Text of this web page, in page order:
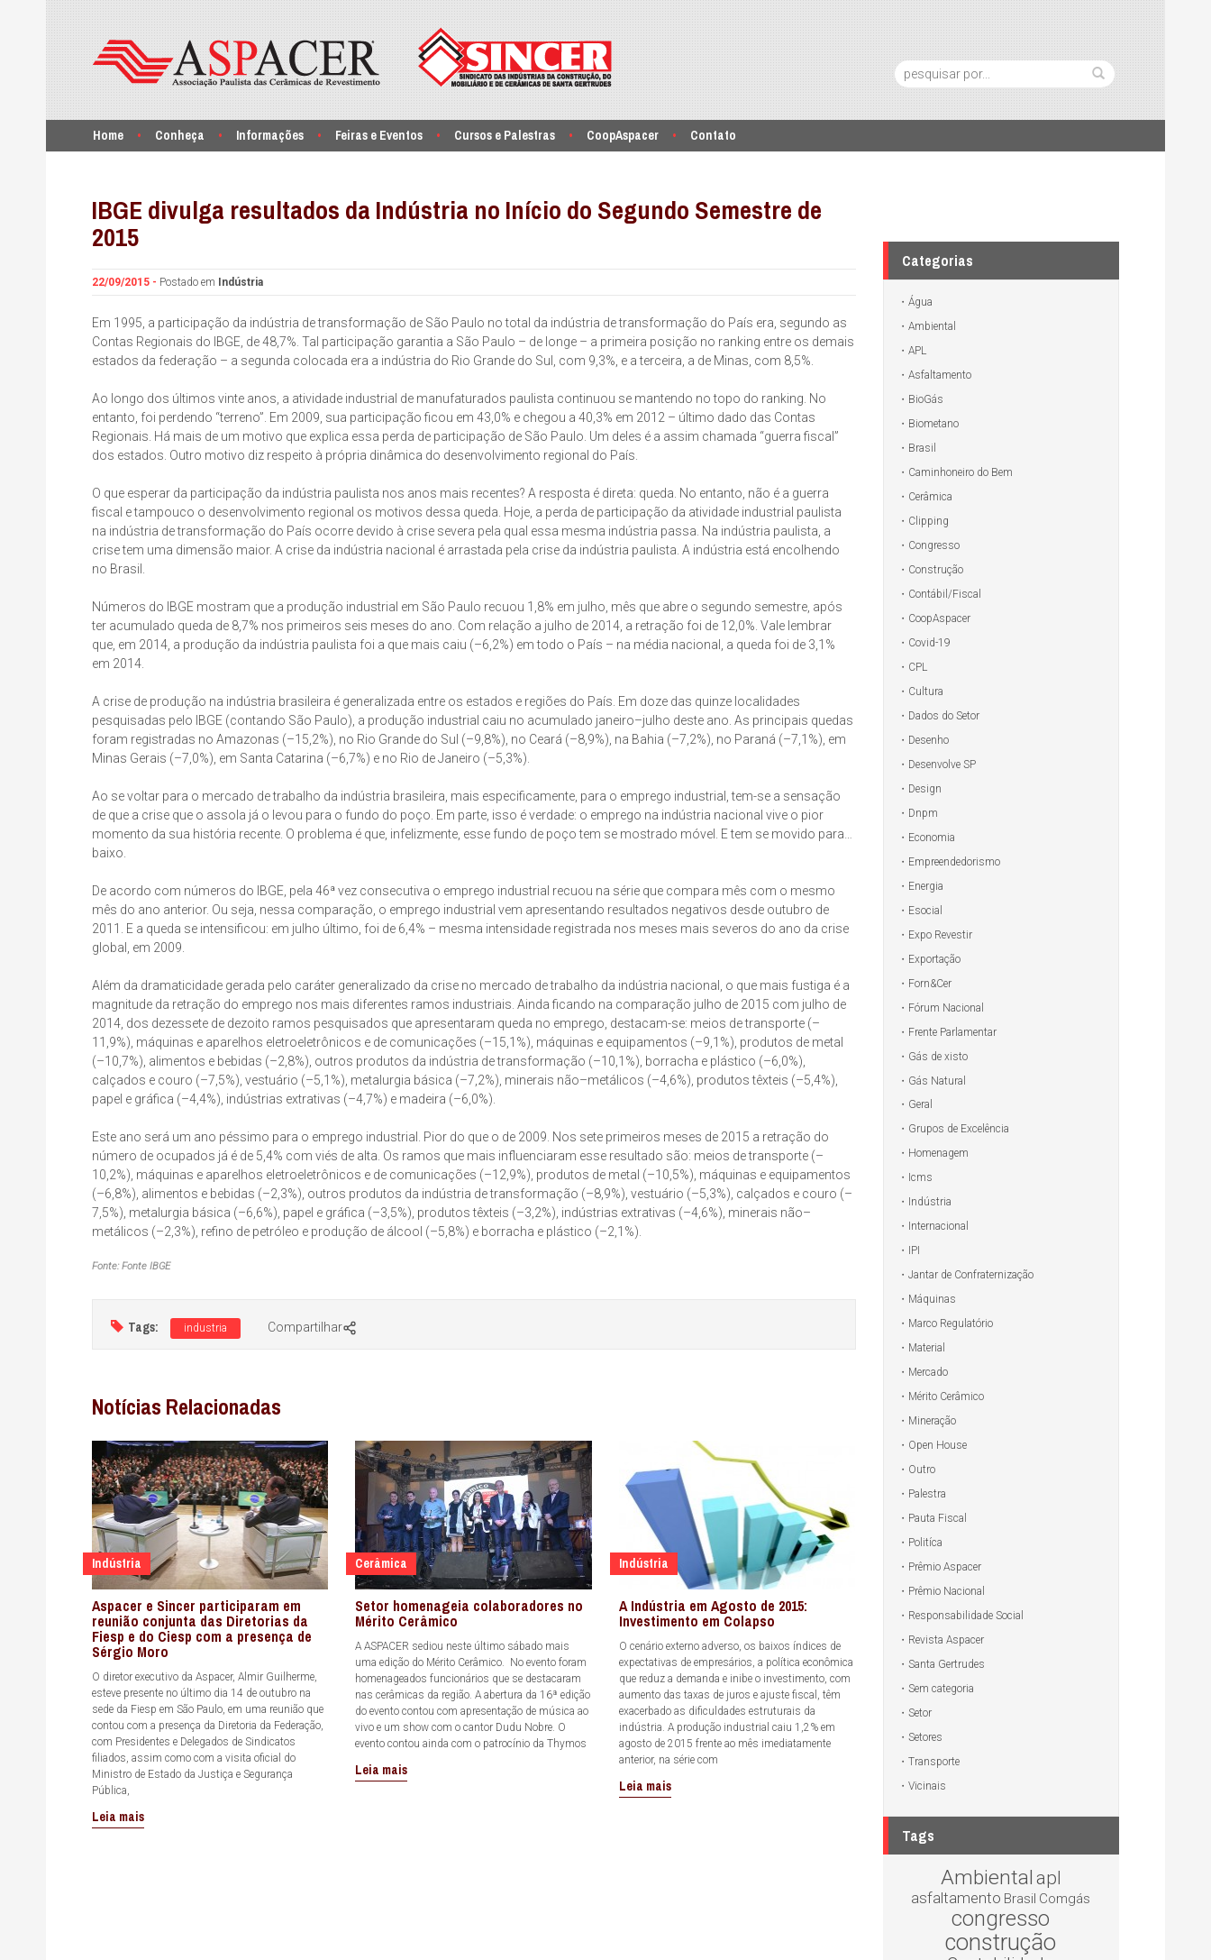
Home Conheça Informações Feiras e Eventos Cursos e Palestras CoopAspacer Contato
Pesquisa:
IBGE divulga resultados da Indústria no Início do Segundo Semestre de
2015
22/09/2015 - Postado em Indústria
Em 1995, a participação da indústria de transformação de São Paulo no total da indústria de transformação do País era, segundo as
Contas Regionais do IBGE, de 48,7%. Tal participação garantia a São Paulo – de longe – a primeira posição no ranking entre os demais
estados da federação – a segunda colocada era a indústria do Rio Grande do Sul, com 9,3%, e a terceira, a de Minas, com 8,5%.
Ao longo dos últimos vinte anos, a atividade industrial de manufaturados paulista continuou se mantendo no topo do ranking. No
entanto, foi perdendo “terreno”. Em 2009, sua participação ficou em 43,0% e chegou a 40,3% em 2012 – último dado das Contas
Regionais. Há mais de um motivo que explica essa perda de participação de São Paulo. Um deles é a assim chamada “guerra fiscal”
dos estados. Outro motivo diz respeito à própria dinâmica do desenvolvimento regional do País.
O que esperar da participação da indústria paulista nos anos mais recentes? A resposta é direta: queda. No entanto, não é a guerra
fiscal e tampouco o desenvolvimento regional os motivos dessa queda. Hoje, a perda de participação da atividade industrial paulista
na indústria de transformação do País ocorre devido à crise severa pela qual essa mesma indústria passa. Na indústria paulista, a
crise tem uma dimensão maior. A crise da indústria nacional é arrastada pela crise da indústria paulista. A indústria está encolhendo
no Brasil.
Números do IBGE mostram que a produção industrial em São Paulo recuou 1,8% em julho, mês que abre o segundo semestre, após
ter acumulado queda de 8,7% nos primeiros seis meses do ano. Com relação a julho de 2014, a retração foi de 12,0%. Vale lembrar
que, em 2014, a produção da indústria paulista foi a que mais caiu (–6,2%) em todo o País – na média nacional, a queda foi de 3,1%
em 2014.
A crise de produção na indústria brasileira é generalizada entre os estados e regiões do País. Em doze das quinze localidades
pesquisadas pelo IBGE (contando São Paulo), a produção industrial caiu no acumulado janeiro–julho deste ano. As principais quedas
foram registradas no Amazonas (–15,2%), no Rio Grande do Sul (–9,8%), no Ceará (–8,9%), na Bahia (–7,2%), no Paraná (–7,1%), em
Minas Gerais (–7,0%), em Santa Catarina (–6,7%) e no Rio de Janeiro (–5,3%).
Ao se voltar para o mercado de trabalho da indústria brasileira, mais especificamente, para o emprego industrial, tem-se a sensação
de que a crise que o assola já o levou para o fundo do poço. Em parte, isso é verdade: o emprego na indústria nacional vive o pior
momento da sua história recente. O problema é que, infelizmente, esse fundo de poço tem se mostrado móvel. E tem se movido para…
baixo.
De acordo com números do IBGE, pela 46ª vez consecutiva o emprego industrial recuou na série que compara mês com o mesmo
mês do ano anterior. Ou seja, nessa comparação, o emprego industrial vem apresentando resultados negativos desde outubro de
2011. E a queda se intensificou: em julho último, foi de 6,4% – mesma intensidade registrada nos meses mais severos do ano da crise
global, em 2009.
Além da dramaticidade gerada pelo caráter generalizado da crise no mercado de trabalho da indústria nacional, o que mais fustiga é a
magnitude da retração do emprego nos mais diferentes ramos industriais. Ainda ficando na comparação julho de 2015 com julho de
2014, dos dezessete de dezoito ramos pesquisados que apresentaram queda no emprego, destacam-se: meios de transporte (–
11,9%), máquinas e aparelhos eletroeletrônicos e de comunicações (–15,1%), máquinas e equipamentos (–9,1%), produtos de metal
(–10,7%), alimentos e bebidas (–2,8%), outros produtos da indústria de transformação (–10,1%), borracha e plástico (–6,0%),
calçados e couro (–7,5%), vestuário (–5,1%), metalurgia básica (–7,2%), minerais não–metálicos (–4,6%), produtos têxteis (–5,4%),
papel e gráfica (–4,4%), indústrias extrativas (–4,7%) e madeira (–6,0%).
Este ano será um ano péssimo para o emprego industrial. Pior do que o de 2009. Nos sete primeiros meses de 2015 a retração do
número de ocupados já é de 5,4% com viés de alta. Os ramos que mais influenciaram esse resultado são: meios de transporte (–
10,2%), máquinas e aparelhos eletroeletrônicos e de comunicações (–12,9%), produtos de metal (–10,5%), máquinas e equipamentos
(–6,8%), alimentos e bebidas (–2,3%), outros produtos da indústria de transformação (–8,9%), vestuário (–5,3%), calçados e couro (–
7,5%), metalurgia básica (–6,6%), papel e gráfica (–3,5%), produtos têxteis (–3,2%), indústrias extrativas (–4,6%), minerais não–
metálicos (–2,3%), refino de petróleo e produção de álcool (–5,8%) e borracha e plástico (–2,1%).
Fonte: Fonte IBGE
Tags: industria Compartilhar
Notícias Relacionadas
Indústria
Aspacer e Sincer participaram em
reunião conjunta das Diretorias da
Fiesp e do Ciesp com a presença de
Sérgio Moro
O diretor executivo da Aspacer, Almir Guilherme,
esteve presente no último dia 14 de outubro na
sede da Fiesp em São Paulo, em uma reunião que
contou com a presença da Diretoria da Federação,
com Presidentes e Delegados de Sindicatos
filiados, assim como com a visita oficial do
Ministro de Estado da Justiça e Segurança
Pública,
Leia mais
Cerâmica
Setor homenageia colaboradores no
Mérito Cerâmico
A ASPACER sediou neste último sábado mais
uma edição do Mérito Cerâmico. No evento foram
homenageados funcionários que se destacaram
nas cerâmicas da região. A abertura da 16ª edição
do evento contou com apresentação de música ao
vivo e um show com o cantor Dudu Nobre. O
evento contou ainda com o patrocínio da Thymos
Leia mais
Indústria
A Indústria em Agosto de 2015:
Investimento em Colapso
O cenário externo adverso, os baixos índices de
expectativas de empresários, a política econômica
que reduz a demanda e inibe o investimento, com
aumento das taxas de juros e ajuste fiscal, têm
exacerbado as dificuldades estruturais da
indústria. A produção industrial caiu 1,2% em
agosto de 2015 frente ao mês imediatamente
anterior, na série com
Leia mais
Categorias
Água
Ambiental
APL
Asfaltamento
BioGás
Biometano
Brasil
Caminhoneiro do Bem
Cerâmica
Clipping
Congresso
Construção
Contábil/Fiscal
CoopAspacer
Covid-19
CPL
Cultura
Dados do Setor
Desenho
Desenvolve SP
Design
Dnpm
Economia
Empreendedorismo
Energia
Esocial
Expo Revestir
Exportação
Forn&Cer
Fórum Nacional
Frente Parlamentar
Gás de xisto
Gás Natural
Geral
Grupos de Excelência
Homenagem
Icms
Indústria
Internacional
IPI
Jantar de Confraternização
Máquinas
Marco Regulatório
Material
Mercado
Mérito Cerâmico
Mineração
Open House
Outro
Palestra
Pauta Fiscal
Politíca
Prêmio Aspacer
Prêmio Nacional
Responsabilidade Social
Revista Aspacer
Santa Gertrudes
Sem categoria
Setor
Setores
Transporte
Vicinais
Tags
Ambiental apl
asfaltamento Brasil Comgás
congresso
construção